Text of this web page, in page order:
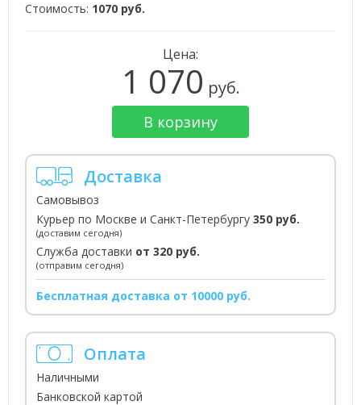
Стоимость: 1070 руб.
Цена:
1 070 руб.
В корзину
Доставка
Самовывоз
Курьер по Москве и Санкт-Петербургу 350 руб.
(доставим сегодня)
Служба доставки от 320 руб.
(отправим сегодня)
Бесплатная доставка от 10000 руб.
Оплата
Наличными
Банковской картой